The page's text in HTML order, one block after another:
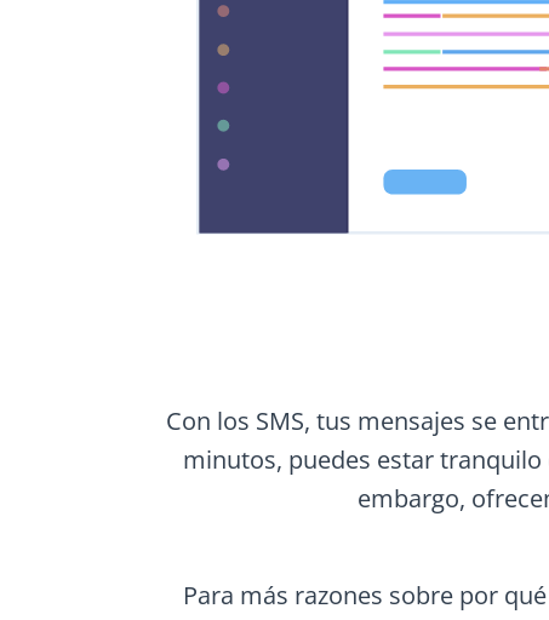
Con los SMS, tus mensajes se
minutos, puedes estar tranquilo
embargo,
Para más razones sobre por